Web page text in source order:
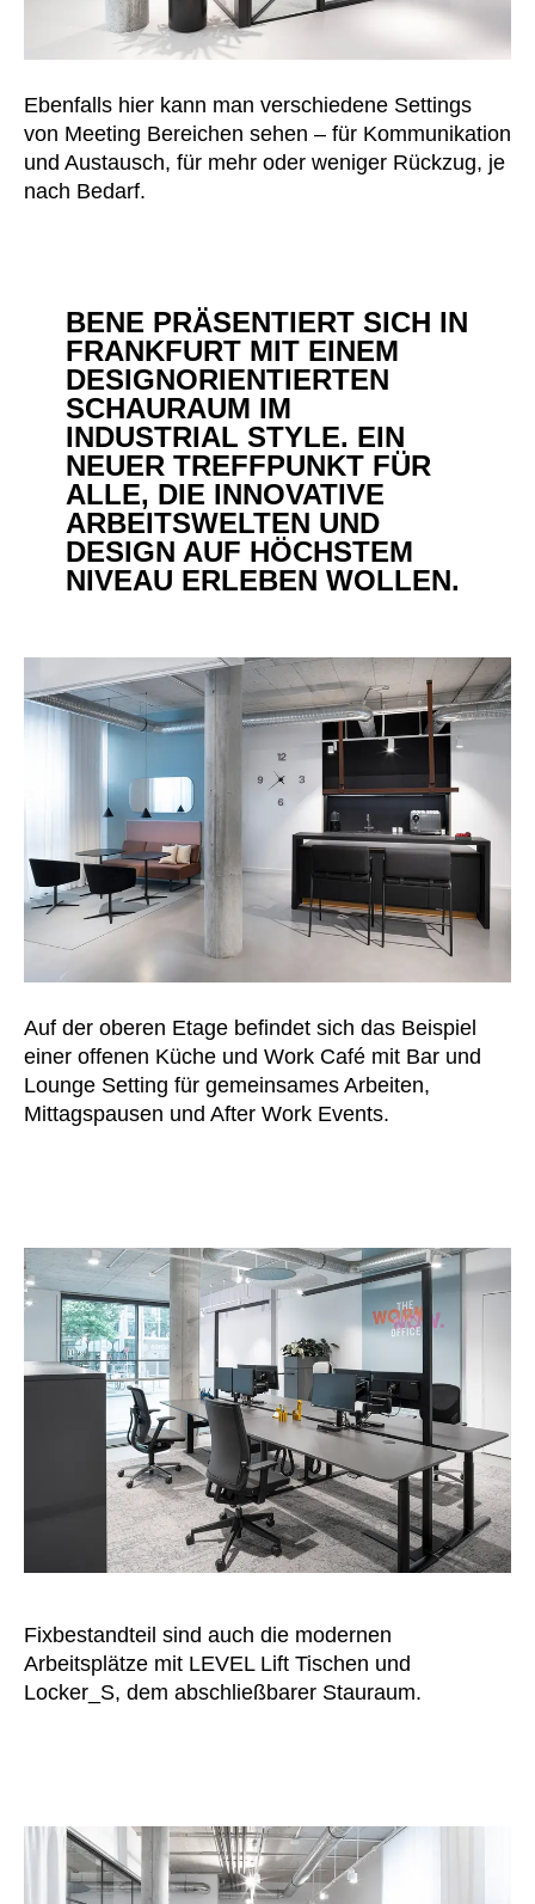
Ebenfalls hier kann man verschiedene Settings
von Meeting Bereichen sehen – für Kommunikation
und Austausch, für mehr oder weniger Rückzug, je
nach Bedarf.
BENE PRÄSENTIERT SICH IN
FRANKFURT MIT EINEM
DESIGNORIENTIERTEN
SCHAURAUM IM
INDUSTRIAL STYLE. EIN
NEUER TREFFPUNKT FÜR
ALLE, DIE INNOVATIVE
ARBEITSWELTEN UND
DESIGN AUF HÖCHSTEM
NIVEAU ERLEBEN WOLLEN.
Auf der oberen Etage befindet sich das Beispiel
einer offenen Küche und Work Café mit Bar und
Lounge Setting für gemeinsames Arbeiten,
Mittagspausen und After Work Events.
Fixbestandteil sind auch die modernen
Arbeitsplätze mit LEVEL Lift Tischen und
Locker_S, dem abschließbarer Stauraum.